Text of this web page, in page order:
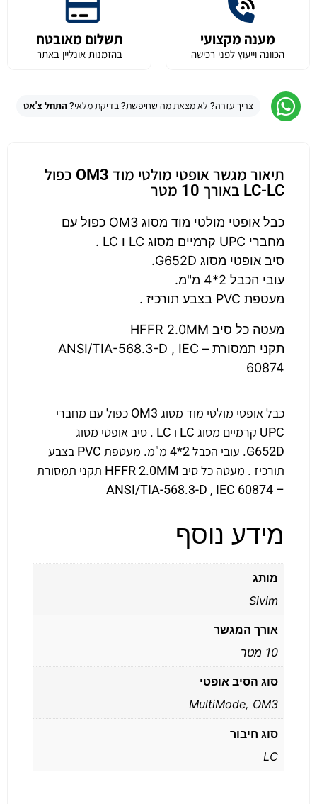
מענה מקצועי
הכוונה וייעוץ לפני רכישה
תשלום מאובטח
בהזמנות אונליין באתר
צריך עזרה? לא מצאת מה שחיפשת? בדיקת מלאי?התחל צ'אט
תיאור מגשר אופטי מולטי מוד OM3 כפול
LC-LC באורך 10 מטר
כבל אופטי מולטי מוד מסוג OM3 כפול עם
מחברי UPC קרמיים מסוג LC ו LC .
סיב אופטי מסוג G652D.
עובי הכבל 2*4 מ"מ.
מעטפת PVC בצבע תורכיז .
מעטה כל סיב HFFR 2.0MM
תקני תמסורת – ANSI/TIA-568.3-D , IEC
60874
כבל אופטי מולטי מוד מסוג OM3 כפול עם מחברי
UPC קרמיים מסוג LC ו LC . סיב אופטי מסוג
G652D. עובי הכבל 2*4 מ"מ. מעטפת PVC בצבע
תורכיז . מעטה כל סיב HFFR 2.0MM תקני תמסורת
– ANSI/TIA-568.3-D , IEC 60874
מידע נוסף
מותג
Sivim
אורך המגשר
10 מטר
סוג הסיב אופטי
MultiMode, OM3
סוג חיבור
LC